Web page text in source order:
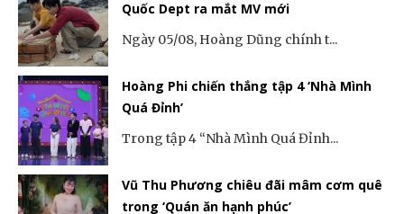
Quốc Dept ra mắt MV mới
Ngày 05/08, Hoàng Dũng chính t...
Hoàng Phi chiến thắng tập 4 ‘Nhà Mình
Quá Đỉnh’
Trong tập 4 “Nhà Mình Quá Đỉnh...
Vũ Thu Phương chiêu đãi mâm cơm quê
trong ‘Quán ăn hạnh phúc’